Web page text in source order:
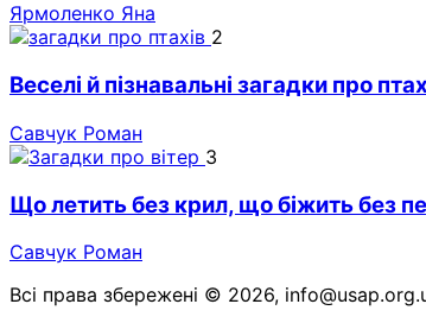
Ярмоленко Яна
2
Веселі й пізнавальні загадки про
Савчук Роман
3
Що летить без крил, що біжить без
Савчук Роман
Всі права збережені © 2026,